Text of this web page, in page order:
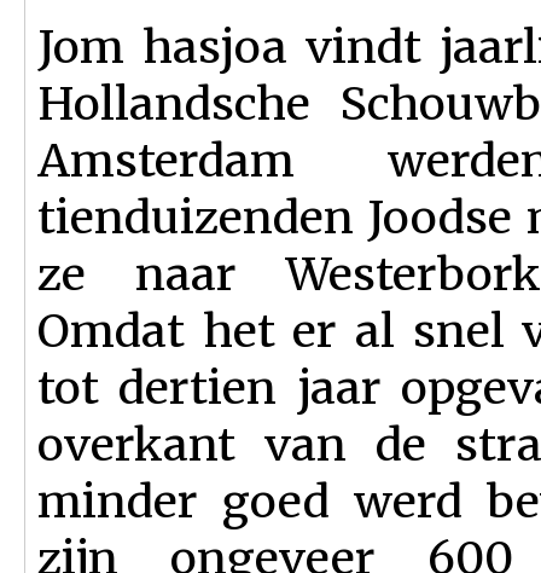
Jom hasjoa vindt
Hollandsche
Amsterdam
tienduizenden
ze naar
Omdat het er al snel
tot dertien jaar
overkant van de
minder goed werd
zijn ongeveer